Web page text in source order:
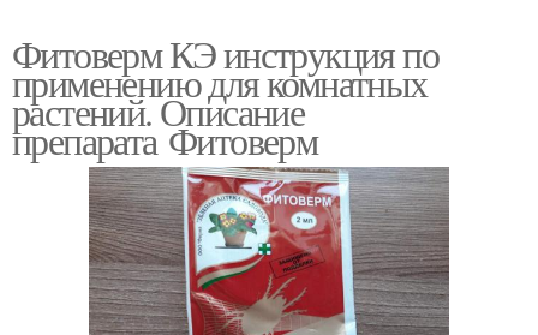
Фитоверм КЭ инструкция по
применению для комнатных
растений. Описание
препарата Фитоверм